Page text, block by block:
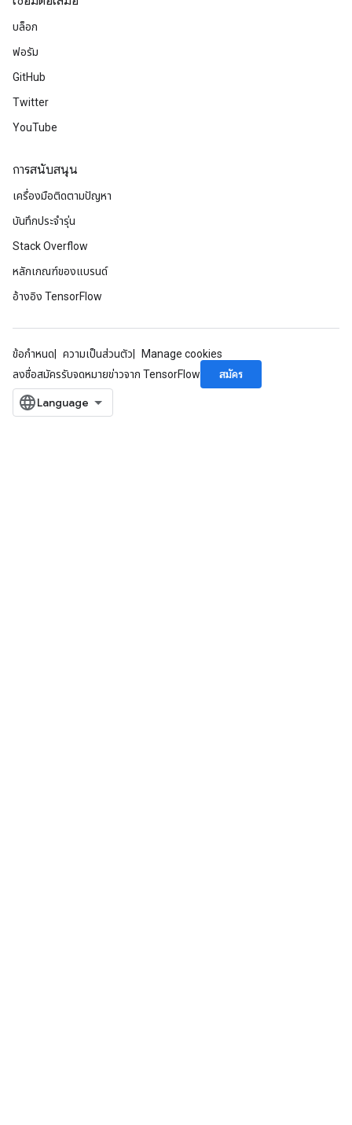
บล็อก
ฟอรัม
GitHub
Twitter
YouTube
การสนับสนุน
เครื่องมือติดตามปัญหา
บันทึกประจำรุ่น
Stack Overflow
หลักเกณฑ์ของแบรนด์
อ้างอิง TensorFlow
ข้อกำหนด ความเป็นส่วนตัว
Manage cookies
ลงชื่อสมัครรับจดหมายข่าวจาก TensorFlow
สมัคร